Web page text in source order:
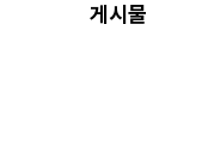
게시물